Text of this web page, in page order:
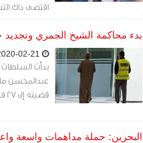
اقتضى ذاك
المرجوة من
بدء محاكمة الشيخ الجمري
بدأت السلطات
عبدالمحسن
قضيته إلى 27 فبراير 2020 مع استمرار حبسه
البحرين: حملة مداهمات واسعة واعتقال 10 مواطنين